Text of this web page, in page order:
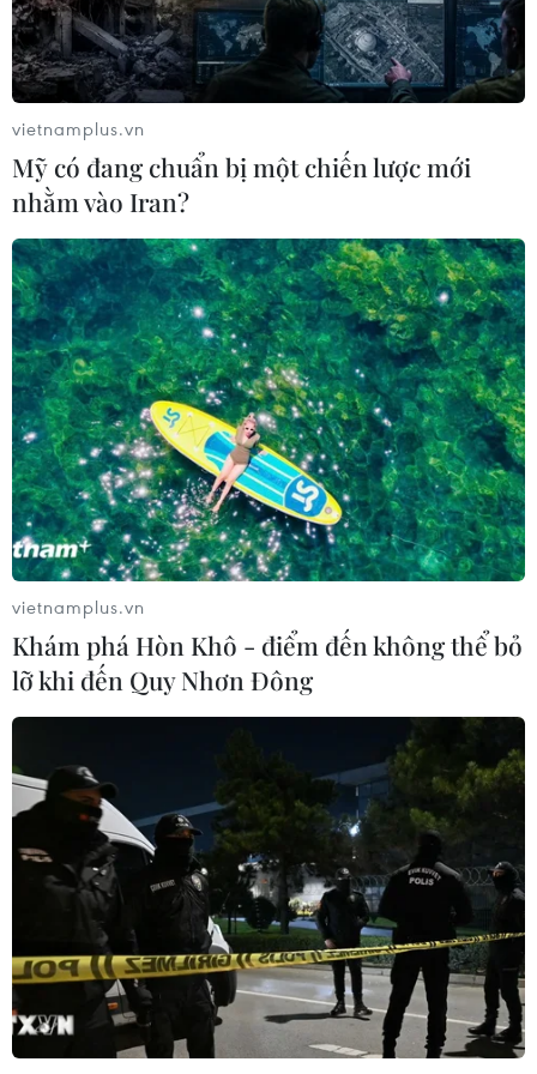
Kho dự trữ khí đốt của EU còn chưa
đầy 60% ngay trước mùa Đông
07/08/2026 01:50
Phòng vệ thương mại và bài học
"chuẩn bị kỹ-thắng lớn" của doanh
nghiệp Việt
07/08/2026 01:14
Giá dầu tăng vọt do Iran xem xét cấm
tàu Mỹ và Israel qua eo biển Hormuz
07/08/2026 00:45
Giá vàng thế giới quay đầu giảm nhẹ
do áp lực chốt lời
07/08/2026 00:31
bảo vệ các vùng trồng bơ trọng điểm
07/08/2026 00:09
Mỹ kiểm tra gần 500 chiếc Boeing 737
MAX do nguy cơ nứt thân máy bay
06/08/2026 23:31
Ngoại giao kinh tế: Kiến tạo hệ sinh
vietnamplus.vn
Mỹ có đang chuẩn bị một chiến lược mới
nhằm vào Iran?
vietnamplus.vn
Khám phá Hòn Khô - điểm đến không thể bỏ
lỡ khi đến Quy Nhơn Đông